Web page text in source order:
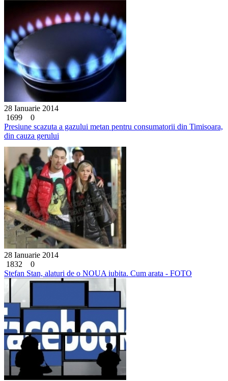
28 Ianuarie 2014
1699
0
Presiune scazuta a gazului metan pentru consumatorii din Timisoara,
din cauza gerului
28 Ianuarie 2014
1832
0
Stefan Stan, alaturi de o NOUA iubita. Cum arata - FOTO